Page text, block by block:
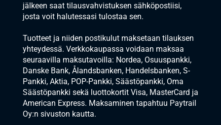
jälkeen saat tilausvahvistuksen sähköpostiisi,
josta voit halutessasi tulostaa sen.
Tuotteet ja niiden postikulut maksetaan tilauksen
yhteydessä. Verkkokaupassa voidaan maksaa
seuraavilla maksutavoilla: Nordea, Osuuspankki,
Danske Bank, Ålandsbanken, Handelsbanken, S-
Pankki, Aktia, POP-Pankki, Säästöpankki, Oma
Säästöpankki sekä luottokortit Visa, MasterCard ja
American Express. Maksaminen tapahtuu Paytrail
Oy:n sivuston kautta.